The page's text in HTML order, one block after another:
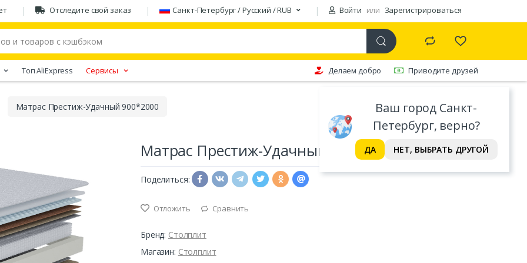
Отследите свой заказ Санкт-Петербург / Русский / RUB Войти или Зарегистрироваться
Ваш город Санкт-
Петербург, верно?
ДА НЕТ, ВЫБРАТЬ ДРУГОЙ
Tоп AliExpress Сервисы Делаем добро Приводите друзей
Матрас Престиж-Удачный 900*2000
Матрас Престиж-Удачный 900*2000
Поделиться:
Отложить Сравнить
Бренд: Столплит
Магазин: Столплит